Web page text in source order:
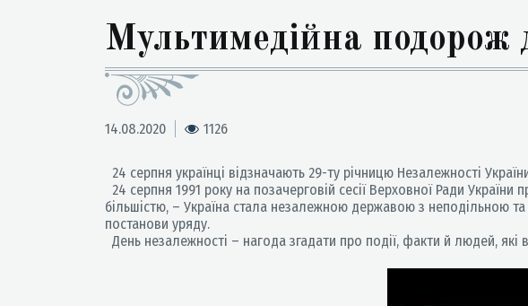
Мультимедійна подорож
14.08.2020 1126
24 серпня українці відзначають 29-ту річницю Незалежності
24 серпня 1991 року на позачерговій сесії Верховної Ради
більшістю, – Україна стала незалежною державою з неподільною та
постанови уряду.
День незалежності – нагода згадати про події, факти й людей, які